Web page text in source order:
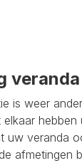
is weer
hebben
uw veranda
afmetingen